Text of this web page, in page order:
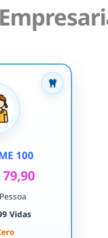
100
79,90
Vidas